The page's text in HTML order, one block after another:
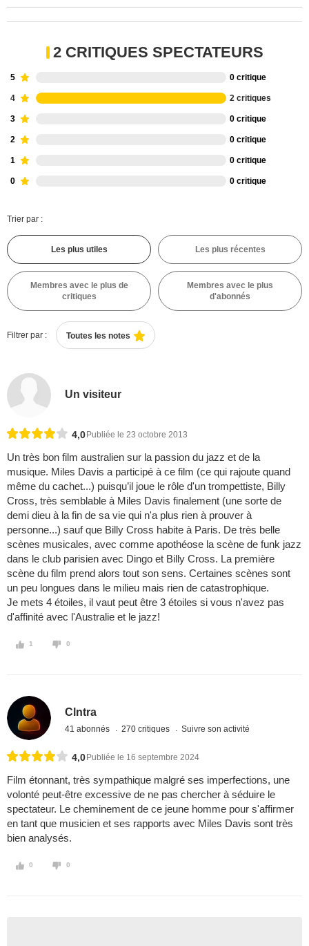
2 CRITIQUES SPECTATEURS
5 0 critique
4 2 critiques
3 0 critique
2 0 critique
1 0 critique
0 0 critique
Trier par :
Les plus utiles Les plus récentes
Membres avec le plus de
critiques
Membres avec le plus
d'abonnés
Filtrer par : Toutes les notes
Un visiteur
4,0 Publiée le 23 octobre 2013
Un très bon film australien sur la passion du jazz et de la
musique. Miles Davis a participé à ce film (ce qui rajoute quand
même du cachet...) puisqu’il joue le rôle d'un trompettiste, Billy
Cross, très semblable à Miles Davis finalement (une sorte de
demi dieu à la fin de sa vie qui n'a plus rien à prouver à
personne...) sauf que Billy Cross habite à Paris. De très belle
scènes musicales, avec comme apothéose la scène de funk jazz
dans le club parisien avec Dingo et Billy Cross. La première
scène du film prend alors tout son sens. Certaines scènes sont
un peu longues dans le milieu mais rien de catastrophique.
Je mets 4 étoiles, il vaut peut être 3 étoiles si vous n'avez pas
d'affinité avec l'Australie et le jazz!
1 0
Clntra
41 abonnés 270 critiques Suivre son activité
4,0 Publiée le 16 septembre 2024
Film étonnant, très sympathique malgré ses imperfections, une
volonté peut-être excessive de ne pas chercher à séduire le
spectateur. Le cheminement de ce jeune homme pour s'affirmer
en tant que musicien et ses rapports avec Miles Davis sont très
bien analysés.
0 0